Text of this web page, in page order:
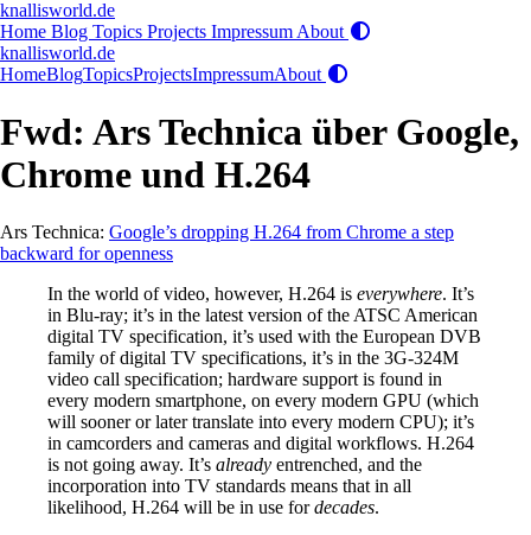
knallisworld.de
Home Blog Topics Projects Impressum About
knallisworld.de
HomeBlogTopicsProjectsImpressumAbout
Fwd: Ars Technica über Google,
Chrome und H.264
Ars Technica: Google’s dropping H.264 from Chrome a step
backward for openness
In the world of video, however, H.264 is everywhere. It’s
in Blu-ray; it’s in the latest version of the ATSC American
digital TV specification, it’s used with the European DVB
family of digital TV specifications, it’s in the 3G-324M
video call specification; hardware support is found in
every modern smartphone, on every modern GPU (which
will sooner or later translate into every modern CPU); it’s
in camcorders and cameras and digital workflows. H.264
is not going away. It’s already entrenched, and the
incorporation into TV standards means that in all
likelihood, H.264 will be in use fordecades.